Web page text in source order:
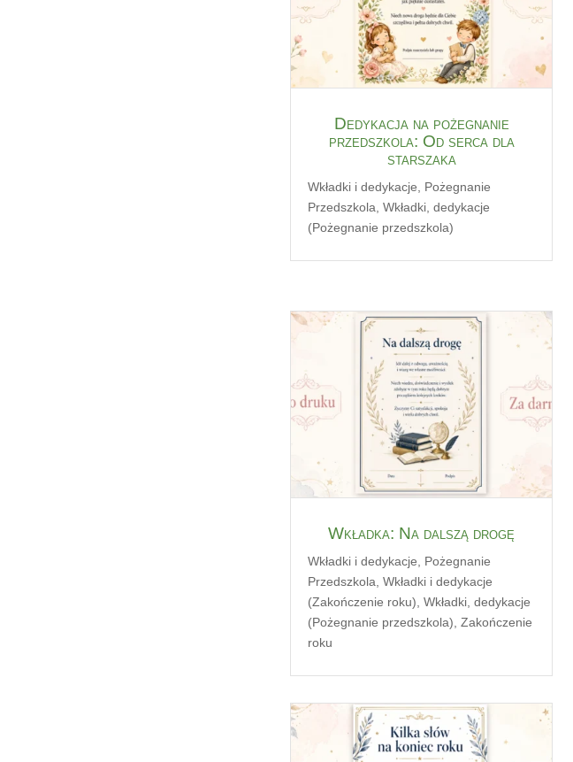
Dedykacja na pożegnanie
przedszkola: Od serca dla
starszaka
Wkładki i dedykacje
Pożegnanie
Przedszkola Wkładki, dedykacje
(Pożegnanie przedszkola)
Wkładka: Na dalszą drogę
Wkładki i dedykacje
Pożegnanie
Przedszkola Wkładki i dedykacje
(Zakończenie roku) Wkładki, dedykacje
(Pożegnanie przedszkola) Zakończenie
roku